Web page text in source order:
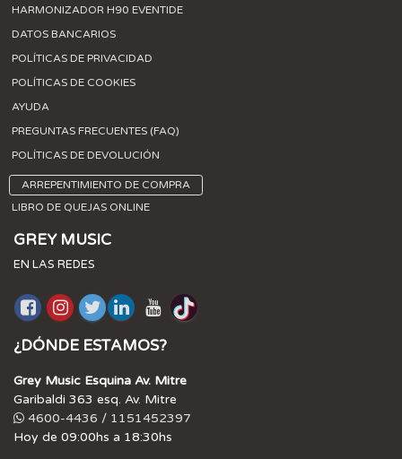
HARMONIZADOR H90 EVENTIDE
DATOS BANCARIOS
POLÍTICAS DE PRIVACIDAD
POLÍTICAS DE COOKIES
AYUDA
PREGUNTAS FRECUENTES (FAQ)
POLÍTICAS DE DEVOLUCIÓN
ARREPENTIMIENTO DE COMPRA
LIBRO DE QUEJAS ONLINE
GREY MUSIC
EN LAS REDES
¿DÓNDE ESTAMOS?
Grey Music Esquina Av. Mitre
Garibaldi 363 esq. Av. Mitre
4600-4436 / 1151452397
Hoy de 09:00hs a 18:30hs